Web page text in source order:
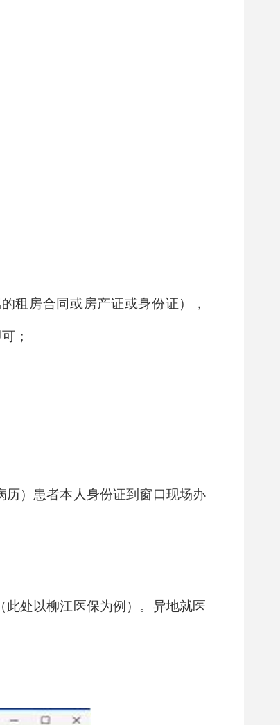
租房合同或房产证或身份证），
；
历）患者本人身份证到窗口现场办
处以柳江医保为例）。异地就医